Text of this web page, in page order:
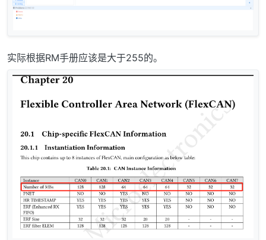
实际根据RM手册应该是大于255的。